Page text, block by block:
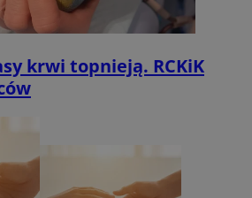
krwi topnieją. RCKiK